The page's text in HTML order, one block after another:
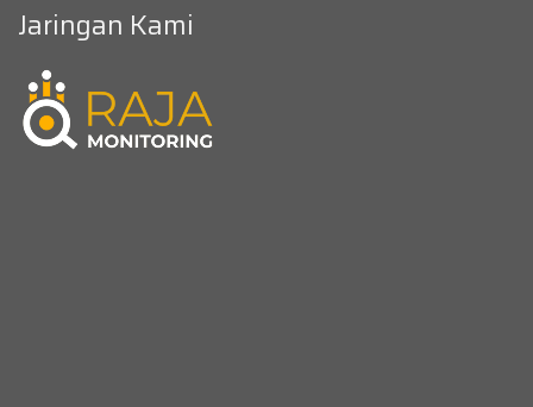
Jaringan Kami